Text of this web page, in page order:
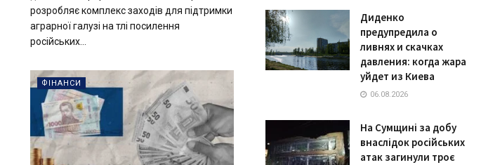
розробляє комплекс заходів для підтримки
аграрної галузі на тлі посилення
російських...
ФІНАНСИ
Диденко
предупредила о
ливнях и скачках
давления: когда жара
уйдет из Киева
06.08.2026
На Сумщині за добу
внаслідок російських
атак загинули троє